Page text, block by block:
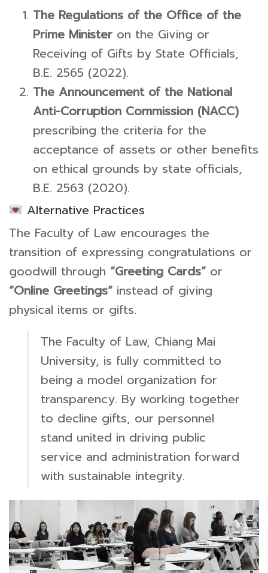
The Regulations of the Office of the
Prime Minister on the Giving or
Receiving of Gifts by State Officials,
B.E. 2565 (2022).
The Announcement of the National
Anti-Corruption Commission (NACC)
prescribing the criteria for the
acceptance of assets or other benefits
on ethical grounds by state officials,
B.E. 2563 (2020).
Alternative Practices
The Faculty of Law encourages the
transition of expressing congratulations or
goodwill through “Greeting Cards” or
“Online Greetings” instead of giving
physical items or gifts.
The Faculty of Law, Chiang Mai
University, is fully committed to
being a model organization for
transparency. By working together
to decline gifts, our personnel
stand united in driving public
service and administration forward
with sustainable integrity.